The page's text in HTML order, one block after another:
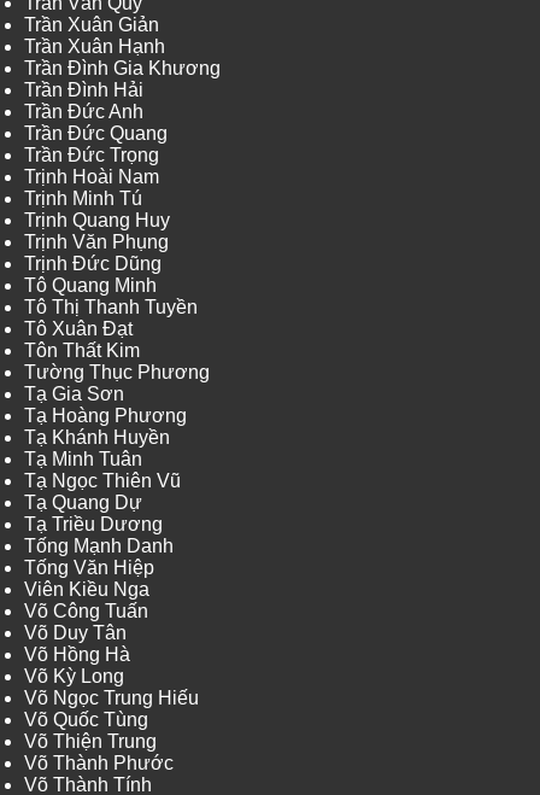
Trần Xuân Giản
Trần Xuân Hạnh
Trần Đình Gia Khương
Trần Đình Hải
Trần Đức Anh
Trần Đức Quang
Trần Đức Trọng
Trịnh Hoài Nam
Trịnh Minh Tú
Trịnh Quang Huy
Trịnh Văn Phụng
Trịnh Đức Dũng
Tô Quang Minh
Tô Thị Thanh Tuyền
Tô Xuân Đạt
Tôn Thất Kim
Tường Thục Phương
Tạ Gia Sơn
Tạ Hoàng Phương
Tạ Khánh Huyền
Tạ Minh Tuân
Tạ Ngọc Thiên Vũ
Tạ Quang Dự
Tạ Triều Dương
Tống Mạnh Danh
Tống Văn Hiệp
Viên Kiều Nga
Võ Công Tuấn
Võ Duy Tân
Võ Hồng Hà
Võ Kỳ Long
Võ Ngọc Trung Hiếu
Võ Quốc Tùng
Võ Thiện Trung
Võ Thành Phước
Võ Thành Tính